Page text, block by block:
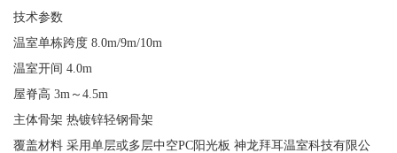
技术参数
温室单栋跨度 8.0m/9m/10m
温室开间 4.0m
屋脊高 3m～4.5m
主体骨架 热镀锌轻钢骨架
覆盖材料 采用单层或多层中空PC阳光板 神龙拜耳温室科技有限公